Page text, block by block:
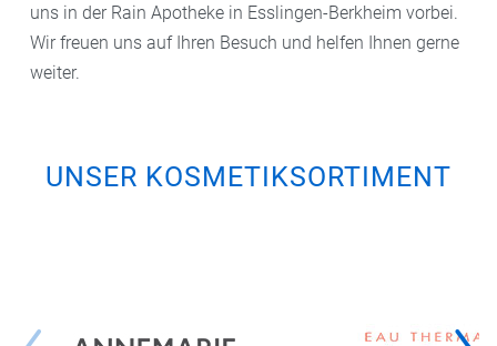
uns in der Rain Apotheke in Esslingen-Berkheim vorbei.
Wir freuen uns auf Ihren Besuch und helfen Ihnen gerne
weiter.
UNSER KOSMETIKSORTIMENT